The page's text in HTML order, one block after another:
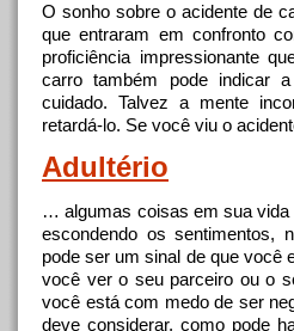
O sonho sobre o acidente de
que entraram em confronto
proficiência impressionante
carro também pode indicar
cuidado. Talvez a mente
retardá-lo. Se você viu o
Adultério
… algumas coisas em sua vida
escondendo os sentimentos,
pode ser um sinal de que você
você ver o seu parceiro ou o
você está com medo de ser
deve considerar, como pode